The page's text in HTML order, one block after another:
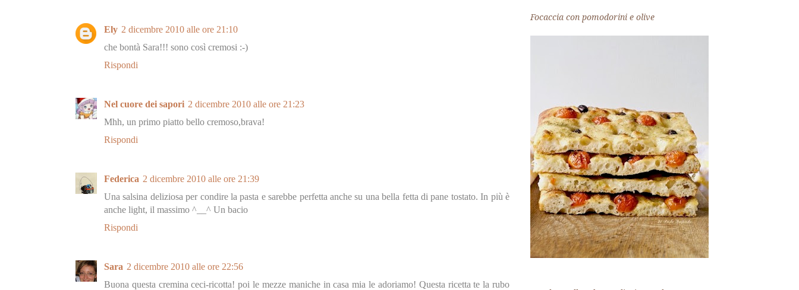
Ely 2 dicembre 2010 alle ore 21:10
che bontà Sara!!! sono così cremosi :-)
Rispondi
Nel cuore dei sapori 2 dicembre 2010 alle ore 21:23
Mhh, un primo piatto bello cremoso,brava!
Rispondi
Federica 2 dicembre 2010 alle ore 21:39
Una salsina deliziosa per condire la pasta e sarebbe perfetta anche su una bella fetta di pane tostato. In più è
anche light, il massimo ^__^ Un bacio
Rispondi
Sara 2 dicembre 2010 alle ore 22:56
Buona questa cremina ceci-ricotta! poi le mezze maniche in casa mia le adoriamo! Questa ricetta te la rubo
Focaccia con pomodorini e olive